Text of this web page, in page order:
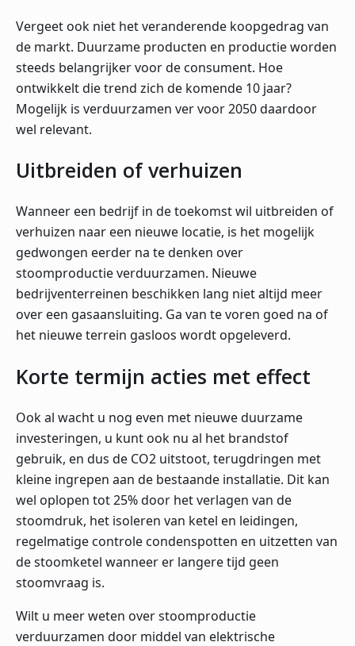
Vergeet ook niet het veranderende koopgedrag van
de markt. Duurzame producten en productie worden
steeds belangrijker voor de consument. Hoe
ontwikkelt die trend zich de komende 10 jaar?
Mogelijk is verduurzamen ver voor 2050 daardoor
wel relevant.
Uitbreiden of verhuizen
Wanneer een bedrijf in de toekomst wil uitbreiden of
verhuizen naar een nieuwe locatie, is het mogelijk
gedwongen eerder na te denken over
stoomproductie verduurzamen. Nieuwe
bedrijventerreinen beschikken lang niet altijd meer
over een gasaansluiting. Ga van te voren goed na of
het nieuwe terrein gasloos wordt opgeleverd.
Korte termijn acties met effect
Ook al wacht u nog even met nieuwe duurzame
investeringen, u kunt ook nu al het brandstof
gebruik, en dus de CO2 uitstoot, terugdringen met
kleine ingrepen aan de bestaande installatie. Dit kan
wel oplopen tot 25% door het verlagen van de
stoomdruk, het isoleren van ketel en leidingen,
regelmatige controle condenspotten en uitzetten van
de stoomketel wanneer er langere tijd geen
stoomvraag is.
Wilt u meer weten over stoomproductie
verduurzamen door middel van elektrische